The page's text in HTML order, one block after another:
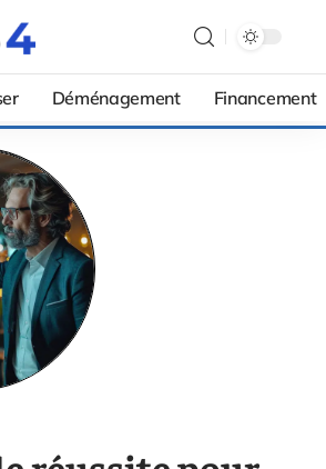
Déménagement Financement